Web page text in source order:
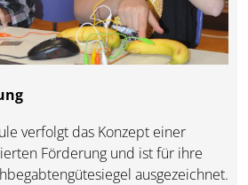
verfolgt das Konzept einer
Förderung und ist für ihre
ausgezeichnet.